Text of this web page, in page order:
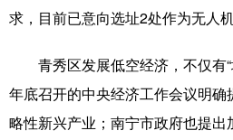
山东 河南
四川 贵州
陕西 甘肃
求，目前已意向选址2处作为无人
青秀区发展低空经济，不仅有“
年底召开的中央经济工作会议明
略性新兴产业；南宁市政府也提